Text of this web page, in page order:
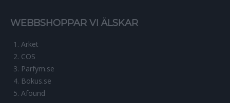
WEBBSHOPPAR VI ÄLSKAR
Arket
COS
Parfym.se
Bokus.se
Afound